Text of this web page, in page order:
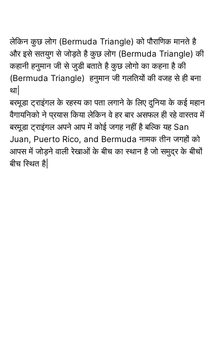
लेकिन कुछ लोग (Bermuda Triangle) को पौराणिक मानते है
और इसे सतयुग से जोड़ते है कुछ लोग (Bermuda Triangle) की
कहानी हनुमान जी से जुडी बताते है कुछ लोगो का कहना है की
(Bermuda Triangle) हनुमान जी गलतियों की वजह से ही बना
था|
बरमूडा ट्राइंगल के रहस्य का पता लगाने के लिए दुनिया के कई महान
वैगायनिको ने प्रयास किया लेकिन वे हर बार असफल ही रहे वास्तव में
बरमूडा ट्राइंगल अपने आप में कोई जगह नहीं है बल्कि यह San
Juan, Puerto Rico, and Bermuda नामक तीन जगहों को
आपस में जोड़ने वाली रेखाओं के बीच का स्थान है जो समुद्र के बीचों
बीच स्थित है|